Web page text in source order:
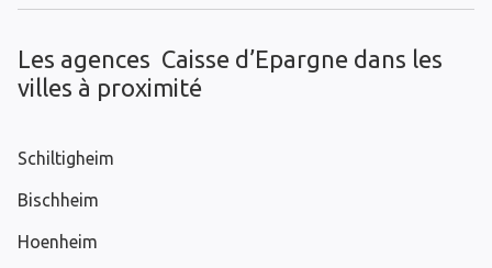
Les agences Caisse d’Epargne dans les
villes à proximité
Schiltigheim
Bischheim
Hoenheim